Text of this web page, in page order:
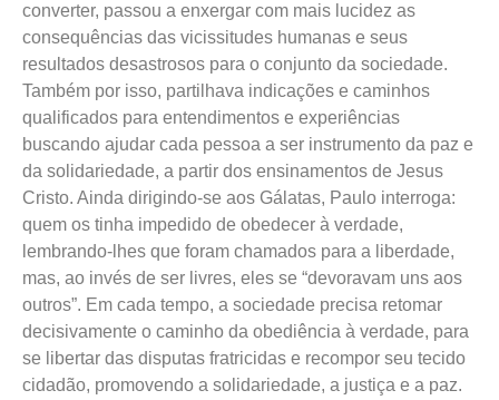
converter, passou a enxergar com mais lucidez as
consequências das vicissitudes humanas e seus
resultados desastrosos para o conjunto da sociedade.
Também por isso, partilhava indicações e caminhos
qualificados para entendimentos e experiências
buscando ajudar cada pessoa a ser instrumento da paz e
da solidariedade, a partir dos ensinamentos de Jesus
Cristo. Ainda dirigindo-se aos Gálatas, Paulo interroga:
quem os tinha impedido de obedecer à verdade,
lembrando-lhes que foram chamados para a liberdade,
mas, ao invés de ser livres, eles se “devoravam uns aos
outros”. Em cada tempo, a sociedade precisa retomar
decisivamente o caminho da obediência à verdade, para
se libertar das disputas fratricidas e recompor seu tecido
cidadão, promovendo a solidariedade, a justiça e a paz.